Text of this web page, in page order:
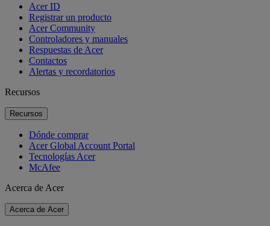
Acer ID
Registrar un producto
Acer Community
Controladores y manuales
Respuestas de Acer
Contactos
Alertas y recordatorios
Recursos
Recursos
Dónde comprar
Acer Global Account Portal
Tecnologías Acer
McAfee
Acerca de Acer
Acerca de Acer